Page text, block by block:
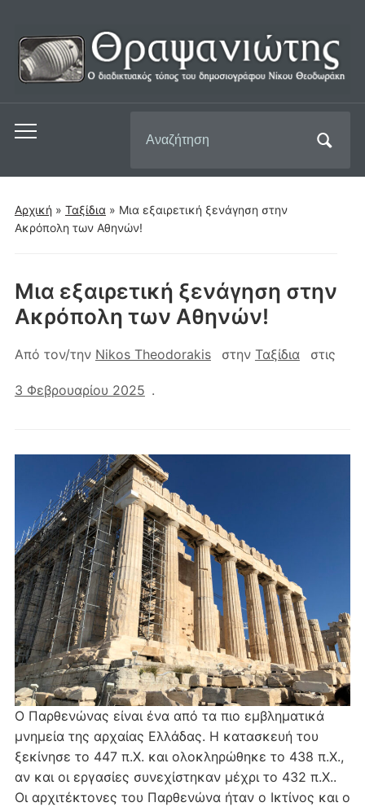
Εναλλαγή
μενού
για
κινητά
για:
Αρχική » Ταξίδια » Μια εξαιρετική ξενάγηση στην
Ακρόπολη των Αθηνών!
Μια εξαιρετική ξενάγηση στην
Ακρόπολη των Αθηνών!
Από τον/την Nikos Theodorakis στην Ταξίδια στις
3 Φεβρουαρίου 2025 .
Ο Παρθενώνας είναι ένα από τα πιο εμβληματικά
μνημεία της αρχαίας Ελλάδας. Η κατασκευή του
ξεκίνησε το 447 π.Χ. και ολοκληρώθηκε το 438 π.Χ.,
αν και οι εργασίες συνεχίστηκαν μέχρι το 432 π.Χ..
Οι αρχιτέκτονες του Παρθενώνα ήταν ο Ικτίνος και ο